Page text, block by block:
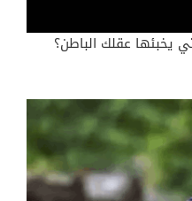
يخبئها عقلك الباطن؟